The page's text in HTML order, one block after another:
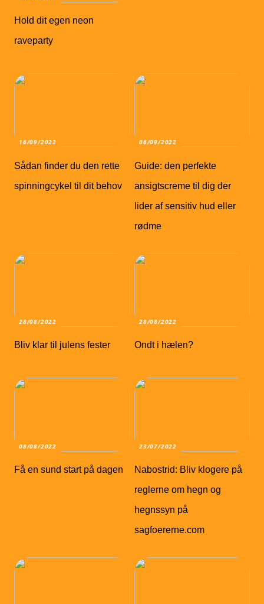
Hold dit egen neon
raveparty
16/09/2022
Sådan finder du den rette
spinningcykel til dit behov
06/09/2022
Guide: den perfekte
ansigtscreme til dig der
lider af sensitiv hud eller
rødme
28/08/2022
Bliv klar til julens fester
28/08/2022
Ondt i hælen?
08/08/2022
Få en sund start på dagen
23/07/2022
Nabostrid: Bliv klogere på
reglerne om hegn og
hegnssyn på
sagfoererne.com